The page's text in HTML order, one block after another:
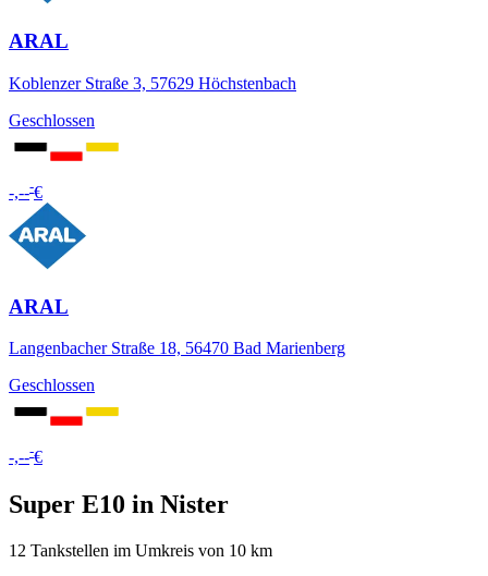
ARAL
Koblenzer Straße 3, 57629 Höchstenbach
Geschlossen
-,---€
ARAL
Langenbacher Straße 18, 56470 Bad Marienberg
Geschlossen
-,---€
Super E10 in Nister
12 Tankstellen im Umkreis von 10 km